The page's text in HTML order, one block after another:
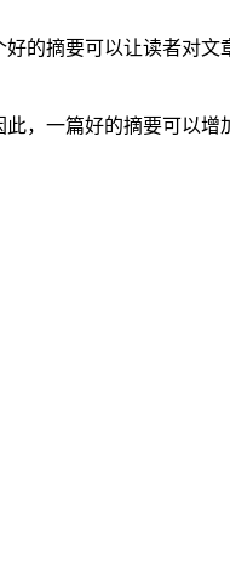
的摘要可以让读者对
，一篇好的摘要可以增